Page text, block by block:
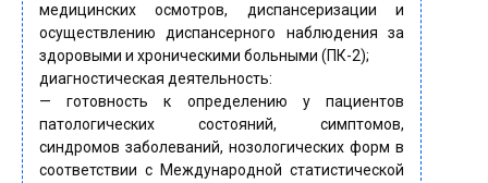
медицинских осмотров, диспансеризации и
осуществлению диспансерного наблюдения за
здоровыми и хроническими больными (ПК-2);
диагностическая деятельность:
— готовность к определению у пациентов
патологических состояний, симптомов,
синдромов заболеваний, нозологических форм в
соответствии с Международной статистической